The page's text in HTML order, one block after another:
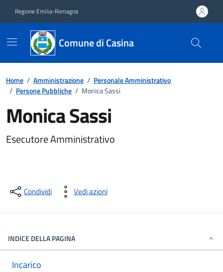
Regione Emilia-Romagna
Comune di Casina
Home / Amministrazione / Personale Amministrativo
/ Persone Pubbliche / Monica Sassi
Monica Sassi
Esecutore Amministrativo
Condividi Vedi azioni
INDICE DELLA PAGINA
Incarico